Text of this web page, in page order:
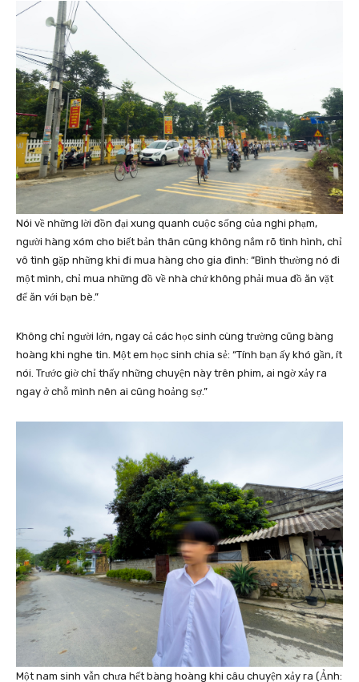
Nói về những lời đồn đại xung quanh cuộc sống của nghi phạm,
người hàng xóm cho biết bản thân cũng không nắm rõ tình hình, chỉ
vô tình gặp những khi đi mua hàng cho gia đình: “Bình thường nó đi
một mình, chỉ mua những đồ về nhà chứ không phải mua đồ ăn vặt
để ăn với bạn bè.”
Không chỉ người lớn, ngay cả các học sinh cùng trường cũng bàng
hoàng khi nghe tin. Một em học sinh chia sẻ: “Tính bạn ấy khó gần, ít
nói. Trước giờ chỉ thấy những chuyện này trên phim, ai ngờ xảy ra
ngay ở chỗ mình nên ai cũng hoảng sợ.”
Một nam sinh vẫn chưa hết bàng hoàng khi câu chuyện xảy ra (Ảnh: